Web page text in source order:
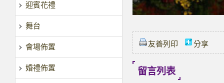
迎賓花禮
舞台
會場佈置
婚禮佈置
友善列印 分享
留言列表